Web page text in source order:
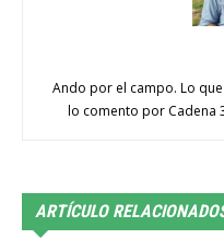
Ando por el campo. Lo
lo comento por Cadena
ARTÍCULO